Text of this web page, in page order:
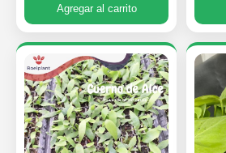
Agregar al carrito